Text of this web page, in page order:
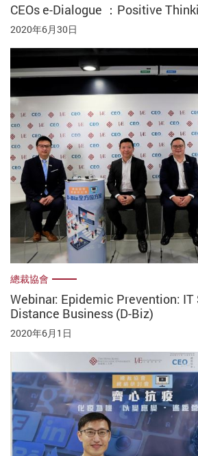
CEOs e-Dialogue ：Positive
2020年6月30日
總裁協會
Webinar: Epidemic Prevention:
Distance Business (D-Biz)
2020年6月1日